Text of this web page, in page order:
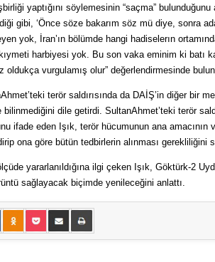
yaptığını söylemesinin “saçma” bulunduğunu
gibi, ‘Önce söze bakarım söz mü diye, sonra
yok, İran’ın bölümde hangi hadiselerın
harbiyesi yok. Bu son vaka eminim ki batı
oldukça vurgulamış olur” değerlendirmesinde
terör saldırısında da DAİŞ’in diğer bir
dile getirdi. SultanAhmet’teki terör
ifade eden Işık, terör hücumunun ana amacının
ona göre bütün tedbirlerin alınması gerekliliğini
yararlanıldığına ilgi çeken Işık, Göktürk-2
sağlayacak biçimde yenileceğini anlattı.